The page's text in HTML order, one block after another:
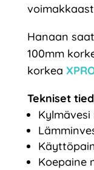
Hanaan
100mm
korkea
Tekniset
Kylmävesi
Koepaine